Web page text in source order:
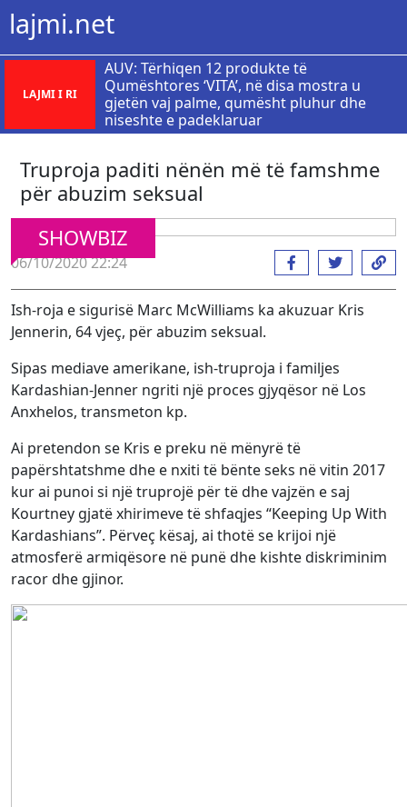
lajmi.net
LAJMI I RI
AUV: Tërhiqen 12 produkte të
Qumështores ‘VITA’, në disa mostra u
gjetën vaj palme, qumësht pluhur dhe
niseshte e padeklaruar
​Truproja paditi nënën më të famshme
për abuzim seksual
SHOWBIZ
06/10/2020 22:24
Ish-roja e sigurisë Marc McWilliams ka akuzuar Kris
Jennerin, 64 vjeç, për abuzim seksual.
Sipas mediave amerikane, ish-truproja i familjes
Kardashian-Jenner ngriti një proces gjyqësor në Los
Anxhelos, transmeton kp.
Ai pretendon se Kris e preku në mënyrë të
papërshtatshme dhe e nxiti të bënte seks në vitin 2017
kur ai punoi si një truprojë për të dhe vajzën e saj
Kourtney gjatë xhirimeve të shfaqjes “Keeping Up With
Kardashians”. Përveç kësaj, ai thotë se krijoi një
atmosferë armiqësore në punë dhe kishte diskriminim
racor dhe gjinor.